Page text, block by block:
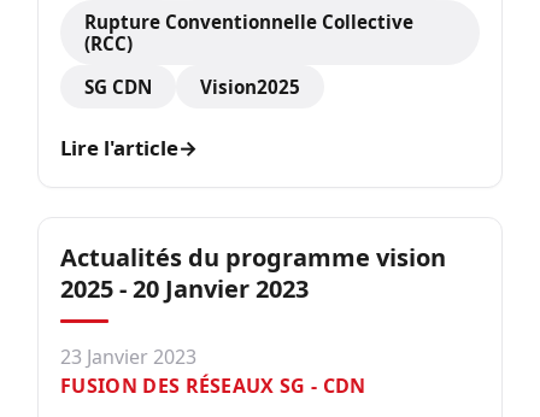
Rupture Conventionnelle Collective
(RCC)
SG CDN
Vision2025
Lire l'article→
Actualités du programme vision
2025 - 20 Janvier 2023
23 Janvier 2023
FUSION DES RÉSEAUX SG - CDN